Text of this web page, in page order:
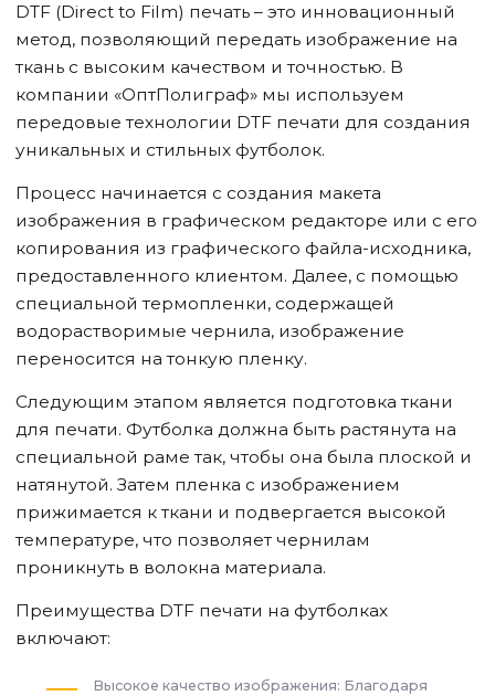
DTF (Direct to Film) печать – это инновационный
метод, позволяющий передать изображение на
ткань с высоким качеством и точностью. В
компании «ОптПолиграф» мы используем
передовые технологии DTF печати для создания
уникальных и стильных футболок.
Процесс начинается с создания макета
изображения в графическом редакторе или с его
копирования из графического файла-исходника,
предоставленного клиентом. Далее, с помощью
специальной термопленки, содержащей
водорастворимые чернила, изображение
переносится на тонкую пленку.
Следующим этапом является подготовка ткани
для печати. Футболка должна быть растянута на
специальной раме так, чтобы она была плоской и
натянутой. Затем пленка с изображением
прижимается к ткани и подвергается высокой
температуре, что позволяет чернилам
проникнуть в волокна материала.
Преимущества DTF печати на футболках
включают:
Высокое качество изображения: Благодаря